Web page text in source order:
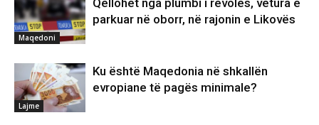
Maqedoni
Qëllohet nga plumbi i revoles, vetura e
parkuar në oborr, në rajonin e Likovës
Lajme
Ku është Maqedonia në shkallën
evropiane të pagës minimale?